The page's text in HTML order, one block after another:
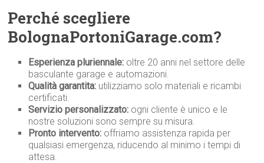
Perché scegliere
BolognaPortoniGarage.com?
Esperienza pluriennale: oltre 20 anni nel settore delle
basculante garage e automazioni.
Qualità garantita: utilizziamo solo materiali e ricambi
certificati.
Servizio personalizzato: ogni cliente è unico e le
nostre soluzioni sono sempre su misura.
Pronto intervento: offriamo assistenza rapida per
qualsiasi emergenza, riducendo al minimo i tempi di
attesa.